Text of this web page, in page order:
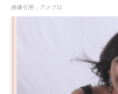
画像引用：アメブロ